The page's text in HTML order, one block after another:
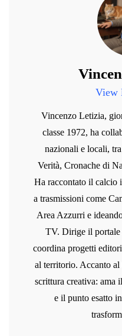
View
Vincenzo Letizia,
classe 1972, ha
nazionali e locali,
Verità, Cronache di
Ha raccontato il calcio
a trasmissioni come
Area Azzurri e
TV. Dirige il portale
coordina progetti
al territorio. Accanto
scrittura creativa: ama
e il punto esatto